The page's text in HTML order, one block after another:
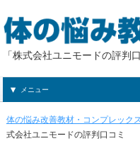
「株式会社ユニモードの評判
メニュー
体の悩み改善教材・コンプレック
式会社ユニモードの評判口コミ